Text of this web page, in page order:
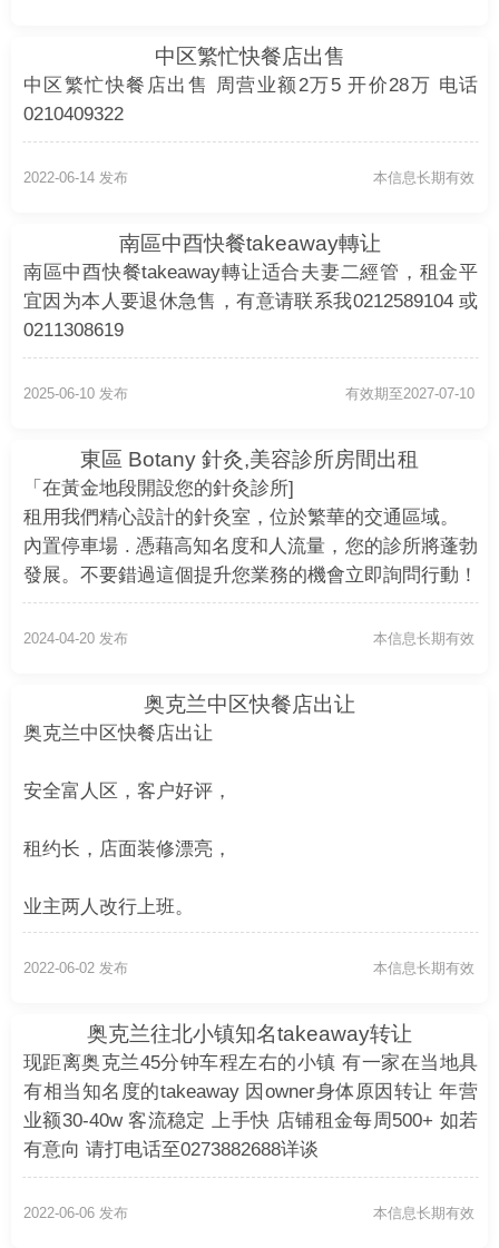
中区繁忙快餐店出售
中区繁忙快餐店出售 周营业额2万5 开价28万 电话
0210409322
本信息长期有效
2022-06-14 发布
南區中酉快餐takeaway轉让
南區中酉快餐takeaway轉让适合夫妻二經管，租金平
宜因为本人要退休急售，有意请联系我0212589104 或
0211308619
有效期至2027-07-10
2025-06-10 发布
東區 Botany 針灸,美容診所房間出租
「在黃金地段開設您的針灸診所]
租用我們精心設計的針灸室，位於繁華的交通區域。
內置停車場 . 憑藉高知名度和人流量，您的診所將蓬勃
發展。不要錯過這個提升您業務的機會立即詢問行動！
本信息长期有效
2024-04-20 发布
奥克兰中区快餐店出让
奥克兰中区快餐店出让
安全富人区，客户好评，
租约长，店面装修漂亮，
业主两人改行上班。
电 021-027-16403 本信息长期有效
2022-06-02 发布
奥克兰往北小镇知名takeaway转让
现距离奥克兰45分钟车程左右的小镇 有一家在当地具
有相当知名度的takeaway 因owner身体原因转让 年营
业额30-40w 客流稳定 上手快 店铺租金每周500+ 如若
有意向 请打电话至0273882688详谈
本信息长期有效
2022-06-06 发布